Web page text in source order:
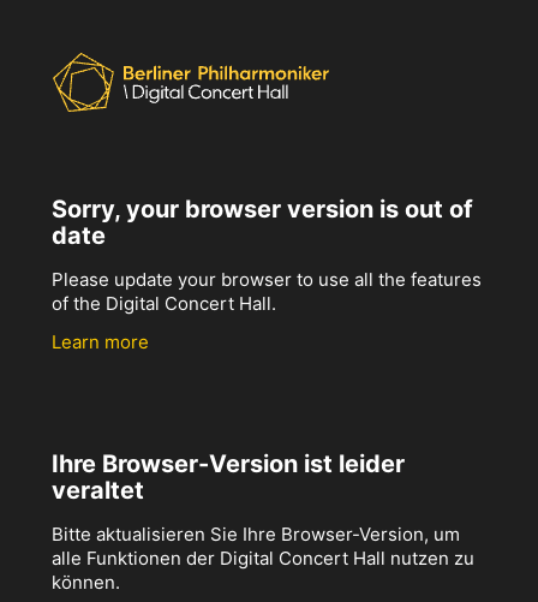
Sorry, your browser version is out of
date
Please update your browser to use all the features
of the Digital Concert Hall.
Learn more
Ihre Browser-Version ist leider
veraltet
Bitte aktualisieren Sie Ihre Browser-Version, um
alle Funktionen der Digital Concert Hall nutzen zu
können.